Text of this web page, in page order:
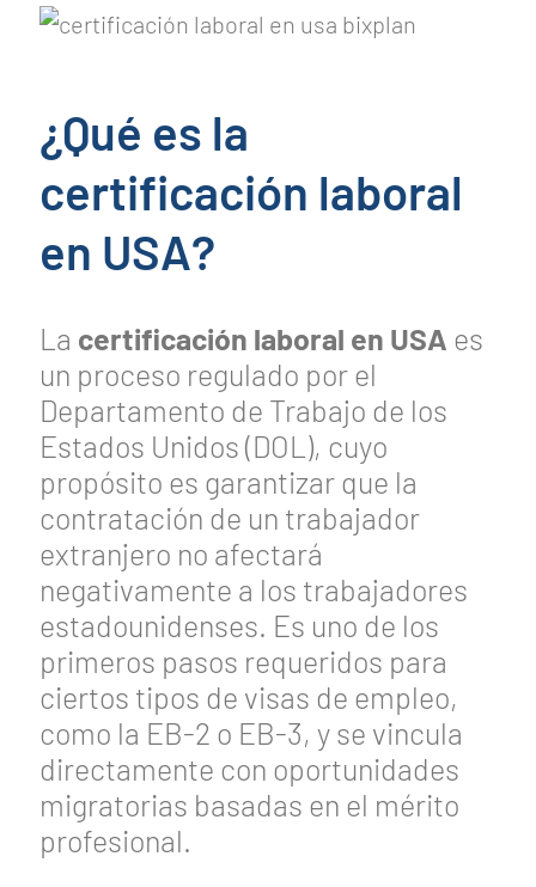
¿Qué es la
certificación laboral
en USA?
La certificación laboral en USA es
un proceso regulado por el
Departamento de Trabajo de los
Estados Unidos (DOL), cuyo
propósito es garantizar que la
contratación de un trabajador
extranjero no afectará
negativamente a los trabajadores
estadounidenses. Es uno de los
primeros pasos requeridos para
ciertos tipos de visas de empleo,
como la EB-2 o EB-3, y se vincula
directamente con oportunidades
migratorias basadas en el mérito
profesional.